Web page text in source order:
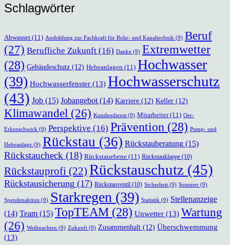
Schlag­wör­ter
Abwasser(11) Ausbildung zur Fachkraft für Rohr- und Kanaltechnik (9) Beruf
(27) Berufliche Zukunft (16) Danke (9) Extremwetter
(28) Gebäudeschutz (12) Hebeanlagen (11) Hochwasser
(39) Hochwasserfenster (13) Hochwasserschutz
(43) Job (15) Jobangebot (14) Karriere (12) Keller (12)
Klimawandel (26) Kundendienst (9) Mitarbeiter(11) Oer-
Erkenschwick (9) Perspektive (16) Prävention (28) Pump- und
Hebeanlage (9) Rückstau (36) Rückstauberatung (15)
Rückstaucheck (18) Rückstauebene (11) Rückstauklappe (10)
Rückstauprofi (22) Rückstauschutz (45)
Rückstausicherung (17) Rückstauventil (10) Sicherheit (9) Sommer (9)
Spendenaktion (9) Starkregen (39) Statistik (9) Stellenanzeige
(14) Team (15) TopTEAM (28) Unwetter (13) Wartung
(26) Weihnachten (9) Zukunft (9) Zusammenhalt (12) Überschwemmung
(13)